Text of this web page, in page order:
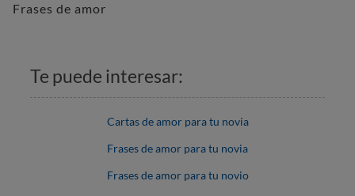
Frases de amor
Te puede interesar:
Cartas de amor para tu novia
Frases de amor para tu novia
Frases de amor para tu novio